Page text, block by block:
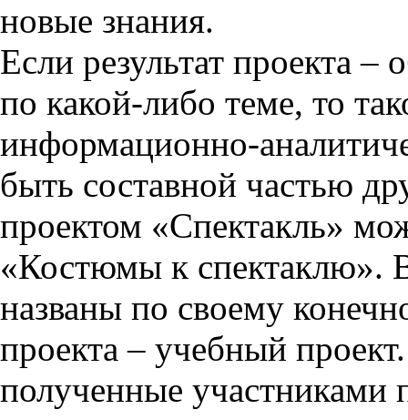
новые знания.
Если результат проекта
по какой-либо теме, то
информационно-
быть составной частью
проектом «Спектакль»
«Костюмы к спектаклю».
названы по своему
проекта – учебный
полученные участниками